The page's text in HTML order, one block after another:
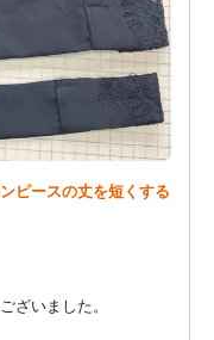
ピースの丈を短くする
ざいました。